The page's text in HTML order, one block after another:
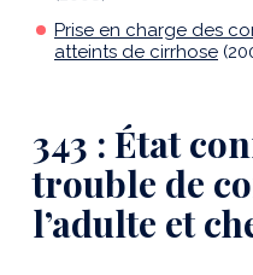
Prise en charge des
atteints de cirrhose
343 : État
trouble de
l’adulte et